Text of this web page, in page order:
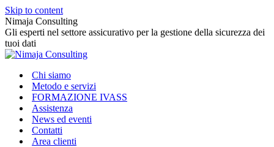
Skip to content
Nimaja Consulting
Gli esperti nel settore assicurativo per la gestione della sicurezza dei
tuoi dati
Chi siamo
Metodo e servizi
FORMAZIONE IVASS
Assistenza
News ed eventi
Contatti
Area clienti